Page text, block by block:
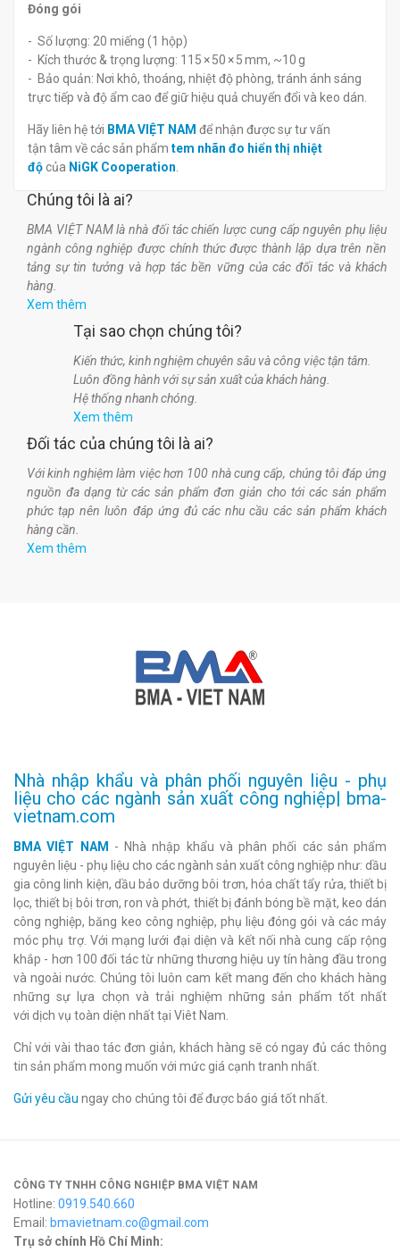
Đóng gói
- Số lượng: 20 miếng (1 hộp)
- Kích thước & trọng lượng: 115 × 50 × 5 mm, ~10 g
- Bảo quản: Nơi khô, thoáng, nhiệt độ phòng, tránh ánh sáng
trực tiếp và độ ẩm cao để giữ hiệu quả chuyển đổi và keo dán.
Hãy liên hệ tới BMA VIỆT NAM để nhận được sự tư vấn
tận tâm về các sản phẩm tem nhãn đo hiển thị nhiệt
độcủa NiGK Cooperation
Chúng tôi là ai?
BMA VIỆT NAM là nhà đối tác chiến lược cung cấp nguyên phụ liệu
ngành công nghiệp được chính thức được thành lập dựa trên nền
tảng sự tin tưởng và hợp tác bền vững của các đối tác và khách
hàng.
Xem thêm
Tại sao chọn chúng tôi?
Kiến thức, kinh nghiệm chuyên sâu và công việc tận tâm.
Luôn đồng hành với sự sản xuất của khách hàng.
Hệ thống nhanh chóng.
Xem thêm
Đối tác của chúng tôi là ai?
Với kinh nghiệm làm việc hơn 100 nhà cung cấp, chúng tôi đáp ứng
nguồn đa dạng từ các sản phẩm đơn giản cho tới các sản phẩm
phức tạp nên luôn đáp ứng đủ các nhu cầu các sản phẩm khách
hàng cần.
Xem thêm
Nhà nhập khẩu và phân phối nguyên liệu - phụ
liệu cho các ngành sản xuất công nghiệp| bma-
vietnam.com
BMA VIỆT NAM
- Nhà nhập khẩu và phân phối các sản phẩm
nguyên liệu - phụ liệu cho các ngành sản xuất công nghiệp như: dầu
gia công linh kiện, dầu bảo dưỡng bôi trơn, hóa chất tẩy rửa, thiết bị
lọc, thiết bị bôi trơn, ron và phớt, thiết bị đánh bóng bề mặt, keo dán
công nghiệp, băng keo công nghiệp, phụ liệu đóng gói và các máy
móc phụ trợ. Với mạng lưới đại diện và kết nối nhà cung cấp rộng
khắp - hơn 100 đối tác từ những thương hiệu uy tín hàng đầu trong
và ngoài nước. Chúng tôi luôn cam kết mang đến cho khách hàng
những sự lựa chọn và trải nghiệm những sản phẩm tốt nhất
với dịch vụ toàn diện nhất tại Viêt Nam.
Chỉ với vài thao tác đơn giản, khách hàng sẽ có ngay đủ các thông
tin sản phẩm mong muốn với mức giá cạnh tranh nhất.
Gửi yêu cầu ngay cho chúng tôi để được báo giá tốt nhất.
CÔNG TY TNHH CÔNG NGHIỆP BMA VIỆT NAM
Hotline: 0919.540.660
Email: bmavietnam.co@gmail.com
Trụ sở chính Hồ Chí Minh: